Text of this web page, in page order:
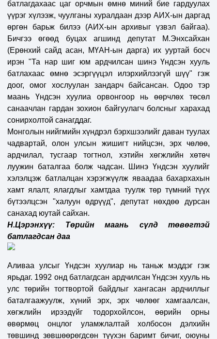
батлагдахаас цаг орчмын өмнө миний бие гардуулах
үүрэг хүлээж, чуулганы хуралдаан дээр АИХ-ын даргад
өргөн барьж билээ (АИХ-ын архивыг үзвэл байгаа).
Бичгээ өгөөд буцах агшинд депутат М.Энхсайхан
(Ерөнхий сайд асан, МҮАН-ын дарга) их ууртай босч
ирэн "Та нар шиг юм ардчилсан шинэ Үндсэн хууль
батлахаас өмнө эсэргүүцэл илэрхийлээгүй шүү" гэж
доог, омог хослуулан зандарч байсансан. Одоо тэр
маань Үндсэн хуулиа орвонгоор нь өөрчлөх төсөл
санаачлан гардан зохион байгуулагч болсныг харахад
сонирхолтой санагддаг.
Монголын нийгмийн хүндрэл бэрхшээлийг даван туулах
чадвартай, олон улсын жишигт нийцсэн, эрх чөлөө,
ардчилал, тусгаар тогтнол, хэтийн хөгжлийн хөтөч
луужин баталгаа болж чадсан. Шинэ Үндсэн хуулийг
хэлэлцэж батлалцан хэрэгжүүлж яваадаа бахархахын
хамт ялалт, ялагдлыг хамтдаа туулж төр түмний түүх
бүтээлцсэн "халуун өдрүүд", депутат нөхдөө дурсан
санахад юутай сайхан.
Н.Цэрэнхүү: Төрийн маань сүлд төвөгтэй
батлагдсан даа
Аливаа улсыг Үндсэн хуулиар нь таньж мэддэг гэж
ярьдаг. 1992 онд батлагдсан ардчилсан Үндсэн хууль нь
улс төрийн тогтвортой байдлыг хангасан ардчиллыг
баталгаажуулж, хүний эрх, эрх чөлөөг хамгаалсан,
хөгжлийн ирээдүйг тодорхойлсон, өөрийн орны
өвөрмөц онцлог уламжлалтай холбосон дэлхийн
төвшинд зөвшөөрөгдсөн түүхэн баримт бичиг, оюуны